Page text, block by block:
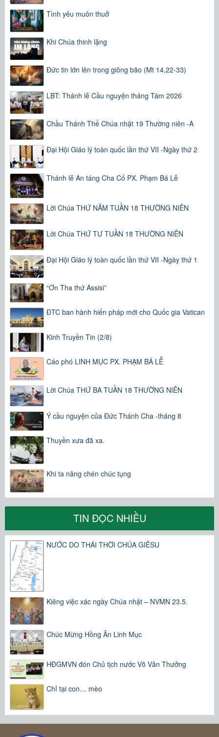
Tình yêu muôn thuở
Khi Chúa thinh lặng
Đức tin lớn lên trong giông bão (Mt 14,22-33)
LBT: Thánh lễ Cầu nguyện tháng Tám 2026
Chầu Thánh Thể Chúa nhật 19 Thường niên -A
Đại Hội Giáo lý toàn quốc lần thứ VII -Ngày thứ 2
Thánh lễ An táng Cha Cố PX. Phạm Bá Lễ
Lời Chúa THỨ NĂM TUẦN 18 THƯỜNG NIÊN
Lời Chúa THỨ TƯ TUẦN 18 THƯỜNG NIÊN
Đại Hội Giáo lý toàn quốc lần thứ VII -Ngày thứ 1
“Ơn Tha thứ Assisi”
ĐTC ban hành hiến pháp mới cho Quốc gia Vatican
Kinh Truyền Tin (2/8)
Cáo phó LINH MỤC PX. PHẠM BÁ LỄ
Lời Chúa THỨ BA TUẦN 18 THƯỜNG NIÊN
Ý cầu nguyện của Đức Thánh Cha -tháng 8
Thuyền xưa đã xa.
Khi ta nâng chén chúc tụng
TIN ĐỌC NHIỀU
NƯỚC DO THÁI THỜI CHÚA GIÊSU
Kiêng việc xác ngày Chúa nhật – NVMN 23.5.
Chúc Mừng Hồng Ân Linh Mục
HĐGMVN đón Chủ tịch nước Võ Văn Thưởng
Chỉ tại con… mèo